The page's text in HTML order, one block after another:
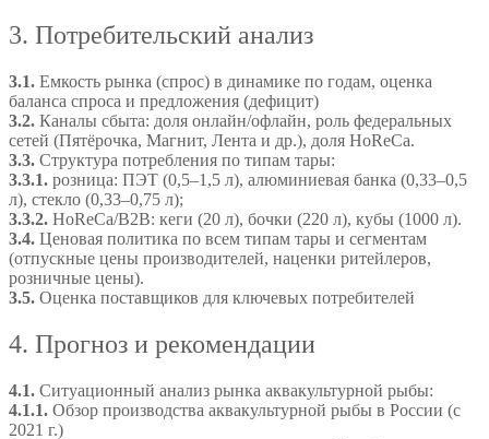
3. Потребительский анализ
3.1. Емкость рынка (спрос) в динамике по годам, оценка
баланса спроса и предложения (дефицит)
3.2. Каналы сбыта: доля онлайн/офлайн, роль федеральных
сетей (Пятёрочка, Магнит, Лента и др.), доля HoReCa.
3.3. Структура потребления по типам тары:
3.3.1. розница: ПЭТ (0,5–1,5 л), алюминиевая банка (0,33–0,5
л), стекло (0,33–0,75 л);
3.3.2. HoReCa/B2B: кеги (20 л), бочки (220 л), кубы (1000 л).
3.4. Ценовая политика по всем типам тары и сегментам
(отпускные цены производителей, наценки ритейлеров,
розничные цены).
3.5. Оценка поставщиков для ключевых потребителей
4. Прогноз и рекомендации
4.1. Ситуационный анализ рынка аквакультурной рыбы:
4.1.1. Обзор производства аквакультурной рыбы в России (с
2021 г.)